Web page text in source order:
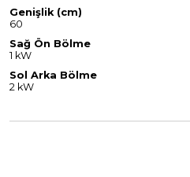
Genişlik (cm)
60
Sağ Ön Bölme
1 kW
Sol Arka Bölme
2 kW